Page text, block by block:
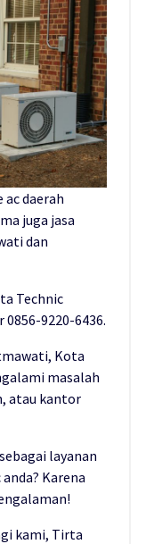
ac daerah
juga jasa
dan
Technic
9220-6436.
Kota
masalah
atau kantor
layanan
Karena
kami, Tirta